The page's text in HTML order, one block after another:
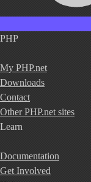
PHP
My PHP.net
Downloads
Contact
Other PHP.net sites
Learn
Documentation
Get Involved